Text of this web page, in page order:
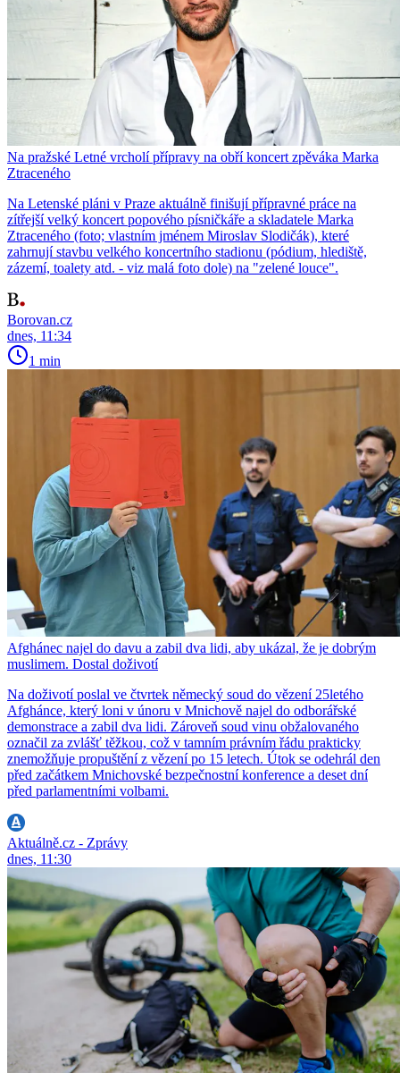
Na pražské Letné vrcholí přípravy na obří koncert zpěváka Marka
Ztraceného
Na Letenské pláni v Praze aktuálně finišují přípravné práce na
zítřejší velký koncert popového písničkáře a skladatele Marka
Ztraceného (foto; vlastním jménem Miroslav Slodičák), které
zahrnují stavbu velkého koncertního stadionu (pódium, hlediště,
zázemí, toalety atd. - viz malá foto dole) na "zelené louce".
Borovan.cz
dnes, 11:34
1 min
Afghánec najel do davu a zabil dva lidi, aby ukázal, že je dobrým
muslimem. Dostal doživotí
Na doživotí poslal ve čtvrtek německý soud do vězení 25letého
Afghánce, který loni v únoru v Mnichově najel do odborářské
demonstrace a zabil dva lidi. Zároveň soud vinu obžalovaného
označil za zvlášť těžkou, což v tamním právním řádu prakticky
znemožňuje propuštění z vězení po 15 letech. Útok se odehrál den
před začátkem Mnichovské bezpečnostní konference a deset dní
před parlamentními volbami.
Aktuálně.cz - Zprávy
dnes, 11:30